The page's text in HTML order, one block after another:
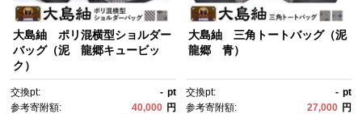
大島紬 ポリ混横型ショルダー
バッグ（泥 龍郷キュービッ
ク）
交換pt: - pt
参考寄附額:
40,000 円
大島紬 三角トートバッグ（泥
龍郷 青）
交換pt: - pt
参考寄附額:
27,000 円